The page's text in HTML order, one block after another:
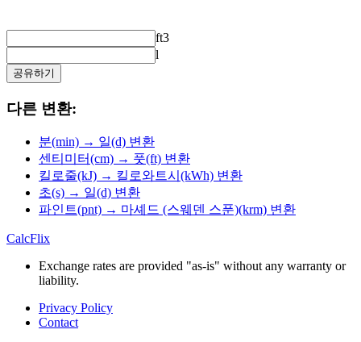
ft3
l
공유하기
다른 변환:
분(min) → 일(d) 변환
센티미터(cm) → 풋(ft) 변환
킬로줄(kJ) → 킬로와트시(kWh) 변환
초(s) → 일(d) 변환
파인트(pnt) → 마셰드 (스웨덴 스푼)(krm) 변환
CalcFlix
Exchange rates are provided "as-is" without any warranty or
liability.
Privacy Policy
Contact